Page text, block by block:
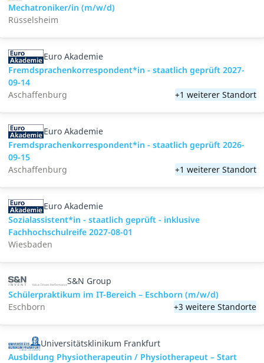
Mechatroniker/in (m/w/d)
Rüsselsheim
Euro Akademie
Fremdsprachenkorrespondent*in - staatlich geprüft 2027-
09-14
Aschaffenburg
+1 weiterer Standort
Euro Akademie
Fremdsprachenkorrespondent*in - staatlich geprüft 2026-
09-15
Aschaffenburg
+1 weiterer Standort
Euro Akademie
Sozialassistent*in - staatlich geprüft - inklusive
Fachhochschulreife 2027-08-01
Wiesbaden
S&N Group
Schülerpraktikum im IT-Bereich – Eschborn (m/w/d)
Eschborn
+3 weitere Standorte
Universitätsklinikum Frankfurt
Ausbildung Physiotherapeutin / Physiotherapeut – Start